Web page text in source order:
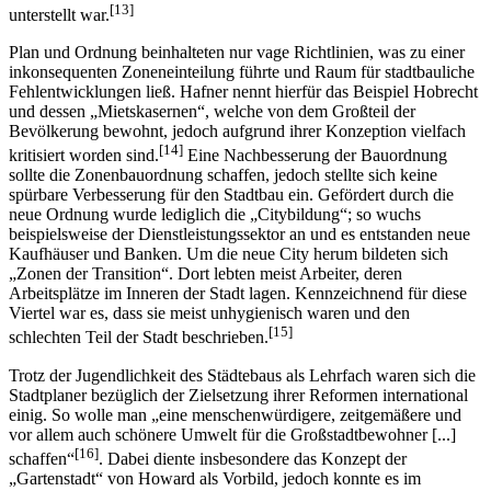
unterstellt war.[13]
Plan und Ordnung beinhalteten nur vage Richtlinien, was zu einer
inkonsequenten Zoneneinteilung führte und Raum für stadtbauliche
Fehlentwicklungen ließ. Hafner nennt hierfür das Beispiel Hobrecht
und dessen „Mietskasernen“, welche von dem Großteil der
Bevölkerung bewohnt, jedoch aufgrund ihrer Konzeption vielfach
kritisiert worden sind.[14] Eine Nachbesserung der Bauordnung
sollte die Zonenbauordnung schaffen, jedoch stellte sich keine
spürbare Verbesserung für den Stadtbau ein. Gefördert durch die
neue Ordnung wurde lediglich die „Citybildung“; so wuchs
beispielsweise der Dienstleistungssektor an und es entstanden neue
Kaufhäuser und Banken. Um die neue City herum bildeten sich
„Zonen der Transition“. Dort lebten meist Arbeiter, deren
Arbeitsplätze im Inneren der Stadt lagen. Kennzeichnend für diese
Viertel war es, dass sie meist unhygienisch waren und den
schlechten Teil der Stadt beschrieben.[15]
Trotz der Jugendlichkeit des Städtebaus als Lehrfach waren sich die
Stadtplaner bezüglich der Zielsetzung ihrer Reformen international
einig. So wolle man „eine menschenwürdigere, zeitgemäßere und
vor allem auch schönere Umwelt für die Großstadtbewohner [...]
schaffen“[16]. Dabei diente insbesondere das Konzept der
„Gartenstadt“ von Howard als Vorbild, jedoch konnte es im